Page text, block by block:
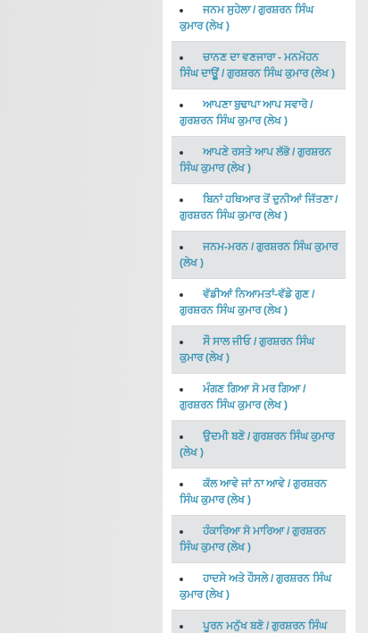
ਜਨਮ ਸੁਹੇਲਾ/ਗੁਰਸ਼ਰਨ ਸਿੰਘ
ਕੁਮਾਰ(ਲੇਖ)
ਚਾਨਣ ਦਾ ਵਣਜਾਰਾ - ਮਨਮੋਹਨ
ਸਿੰਘ ਦਾਊੂਂ/ ਗੁਰਸ਼ਰਨ ਸਿੰਘ ਕੁਮਾਰ(ਲੇਖ)
ਆਪਣਾ ਬੁਢਾਪਾ ਆਪ ਸਵਾਰੋ/
ਗੁਰਸ਼ਰਨ ਸਿੰਘ ਕੁਮਾਰ(ਲੇਖ)
ਆਪਣੇ ਰਸਤੇ ਆਪ ਲੱਭੋ/ ਗੁਰਸ਼ਰਨ
ਸਿੰਘ ਕੁਮਾਰ(ਲੇਖ)
ਬਿਨਾਂ ਹਥਿਆਰ ਤੋਂ ਦੁਨੀਆਂ ਜਿੱਤਣਾ/
ਗੁਰਸ਼ਰਨ ਸਿੰਘ ਕੁਮਾਰ(ਲੇਖ)
ਜਨਮ-ਮਰਨ/ ਗੁਰਸ਼ਰਨ ਸਿੰਘ ਕੁਮਾਰ
(ਲੇਖ)
ਵੱਡੀਆਂ ਨਿਆਮਤਾਂ-ਵੱਡੇ ਗੁਣ/
ਗੁਰਸ਼ਰਨ ਸਿੰਘ ਕੁਮਾਰ(ਲੇਖ)
ਸੌ ਸਾਲ ਜੀਓ/ ਗੁਰਸ਼ਰਨ ਸਿੰਘ
ਕੁਮਾਰ(ਲੇਖ)
ਮੰਗਣ ਗਿਆ ਸੋ ਮਰ ਗਿਆ/
ਗੁਰਸ਼ਰਨ ਸਿੰਘ ਕੁਮਾਰ(ਲੇਖ)
ਉਦਮੀ ਬਣੋ/ ਗੁਰਸ਼ਰਨ ਸਿੰਘ ਕੁਮਾਰ
(ਲੇਖ)
ਕੱਲ ਆਵੇ ਜਾਂ ਨਾ ਆਵੇ/ਗੁਰਸ਼ਰਨ
ਸਿੰਘ ਕੁਮਾਰ(ਲੇਖ)
ਹੰਕਾਰਿਆ ਸੋ ਮਾਰਿਆ/ ਗੁਰਸ਼ਰਨ
ਸਿੰਘ ਕੁਮਾਰ(ਲੇਖ)
ਹਾਦਸੇ ਅਤੇ ਹੌਸਲੇ/ਗੁਰਸ਼ਰਨ ਸਿੰਘ
ਕੁਮਾਰ(ਲੇਖ)
ਪੂਰਨ ਮਨੁੱਖ ਬਣੋ/ ਗੁਰਸ਼ਰਨ ਸਿੰਘ